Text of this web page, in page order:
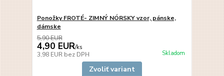
Ponožky FROTÉ- ZIMNÝ NÓRSKY vzor, pánske,
dámske
5,90 EUR
4,90 EUR/ks
3,98 EUR bez DPH Skladom
Zvoliť variant